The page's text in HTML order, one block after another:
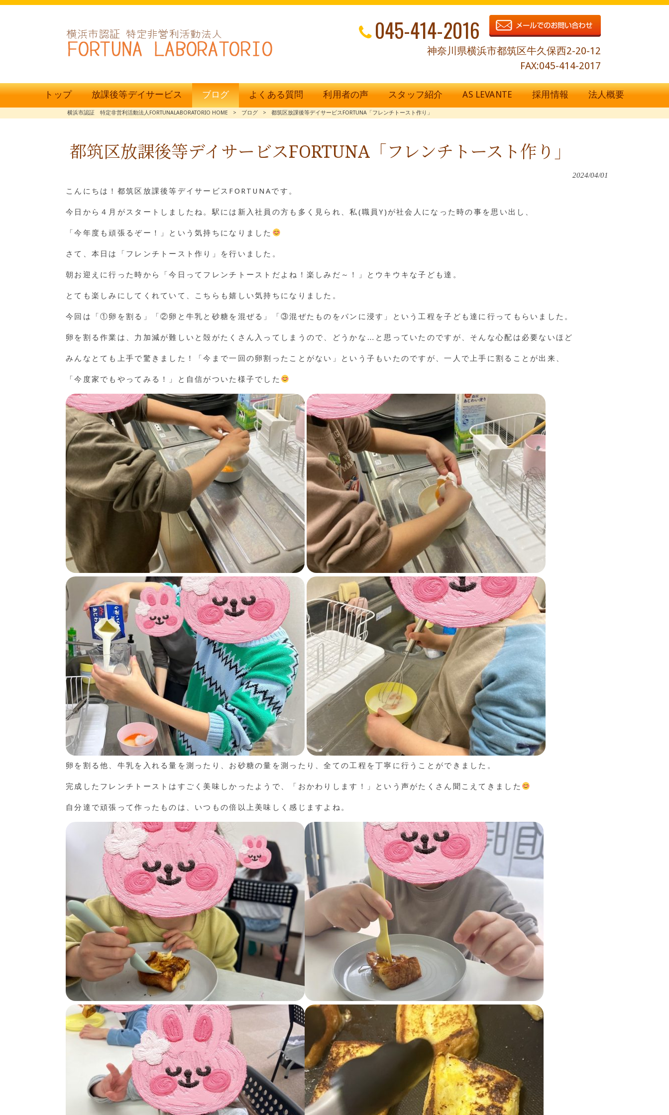
045-414-2016
神奈川県横浜市都筑区牛久保西2-20-12
FAX:045-414-2017
トップ 放課後等デイサービス ブログ よくある質問 利用者の声 スタッフ紹介 AS LEVANTE 採用情報 法人概要
横浜市認証 特定非営利活動法人FORTUNALABORATORIO HOME > ブログ > 都筑区放課後等デイサービスFORTUNA「フレンチトースト作り」
都筑区放課後等デイサービスFORTUNA「フレンチトースト作り」
2024/04/01
こんにちは！都筑区放課後等デイサービスFORTUNAです。
今日から４月がスタートしましたね。駅には新入社員の方も多く見られ、私(職員Y)が社会人になった時の事を思い出し、
「今年度も頑張るぞー！」という気持ちになりました
さて、本日は「フレンチトースト作り」を行いました。
朝お迎えに行った時から「今日ってフレンチトーストだよね！楽しみだ～！」とウキウキな子ども達。
とても楽しみにしてくれていて、こちらも嬉しい気持ちになりました。
今回は「①卵を割る」「②卵と牛乳と砂糖を混ぜる」「③混ぜたものをパンに浸す」という工程を子ども達に行ってもらいました。
卵を割る作業は、力加減が難しいと殻がたくさん入ってしまうので、どうかな…と思っていたのですが、そんな心配は必要ないほど
みんなとても上手で驚きました！「今まで一回の卵割ったことがない」という子もいたのですが、一人で上手に割ることが出来、
「今度家でもやってみる！」と自信がついた様子でした
卵を割る他、牛乳を入れる量を測ったり、お砂糖の量を測ったり、全ての工程を丁寧に行うことができました。
完成したフレンチトーストはすごく美味しかったようで、「おかわりします！」という声がたくさん聞こえてきました
自分達で頑張って作ったものは、いつもの倍以上美味しく感じますよね。